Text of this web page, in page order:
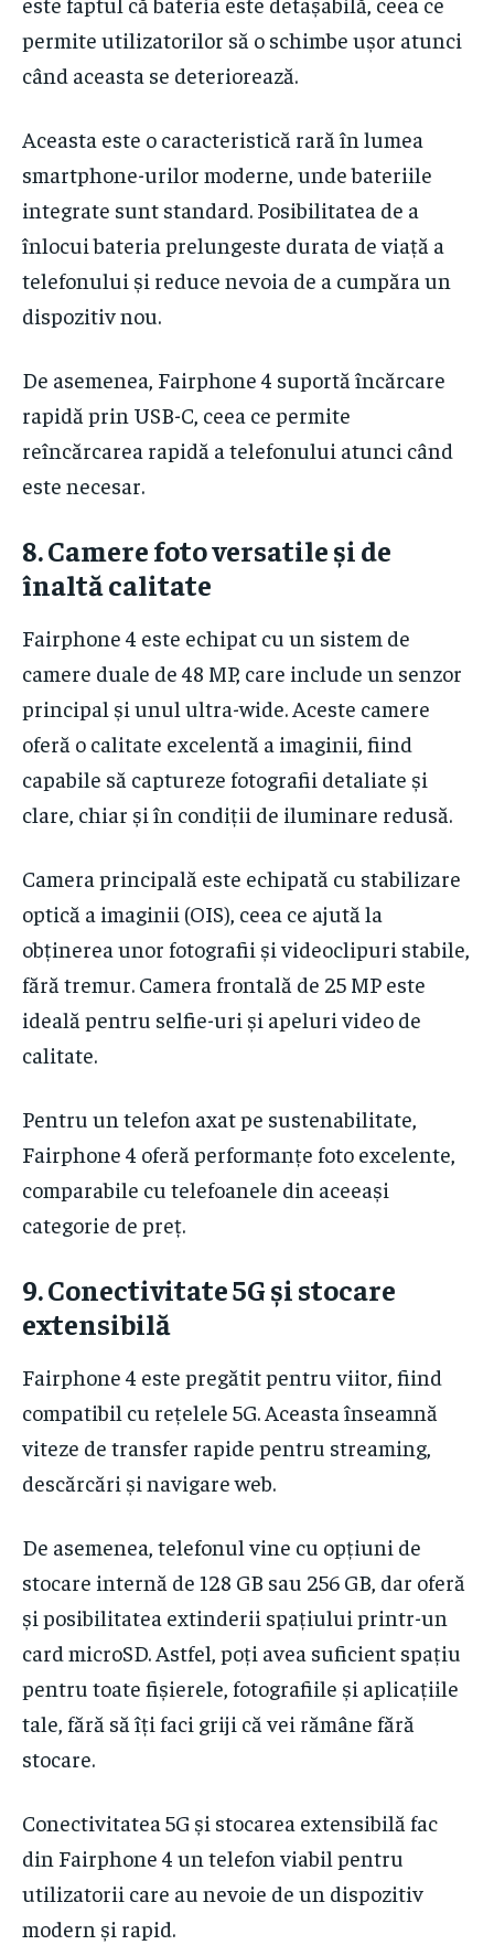
permite utilizatorilor să o schimbe ușor atunci
când aceasta se deteriorează.
Aceasta este o caracteristică rară în lumea
smartphone-urilor moderne, unde bateriile
integrate sunt standard. Posibilitatea de a
înlocui bateria prelungeste durata de viață a
telefonului și reduce nevoia de a cumpăra un
dispozitiv nou.
De asemenea, Fairphone 4 suportă încărcare
rapidă prin USB-C, ceea ce permite
reîncărcarea rapidă a telefonului atunci când
este necesar.
8.Camere foto versatile și de
înaltă calitate
Fairphone 4 este echipat cu un sistem de
camere duale de 48 MP, care include un senzor
principal și unul ultra-wide. Aceste camere
oferă o calitate excelentă a imaginii, fiind
capabile să captureze fotografii detaliate și
clare, chiar și în condiții de iluminare redusă.
Camera principală este echipată cu stabilizare
optică a imaginii (OIS), ceea ce ajută la
obținerea unor fotografii și videoclipuri stabile,
fără tremur. Camera frontală de 25 MP este
ideală pentru selfie-uri și apeluri video de
calitate.
Pentru un telefon axat pe sustenabilitate,
Fairphone 4 oferă performanțe foto excelente,
comparabile cu telefoanele din aceeași
categorie de preț.
9.Conectivitate 5G și stocare
extensibilă
Fairphone 4 este pregătit pentru viitor, fiind
compatibil cu rețelele 5G. Aceasta înseamnă
viteze de transfer rapide pentru streaming,
descărcări și navigare web.
De asemenea, telefonul vine cu opțiuni de
stocare internă de 128 GB sau 256 GB, dar oferă
și posibilitatea extinderii spațiului printr-un
card microSD. Astfel, poți avea suficient spațiu
pentru toate fișierele, fotografiile și aplicațiile
tale, fără să îți faci griji că vei rămâne fără
stocare.
Conectivitatea 5G și stocarea extensibilă fac
din Fairphone 4 un telefon viabil pentru
utilizatorii care au nevoie de un dispozitiv
modern și rapid.